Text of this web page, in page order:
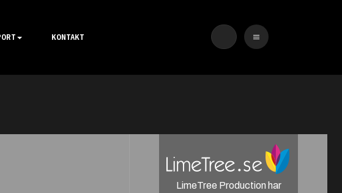
KONTAKT
LimeTree Production har